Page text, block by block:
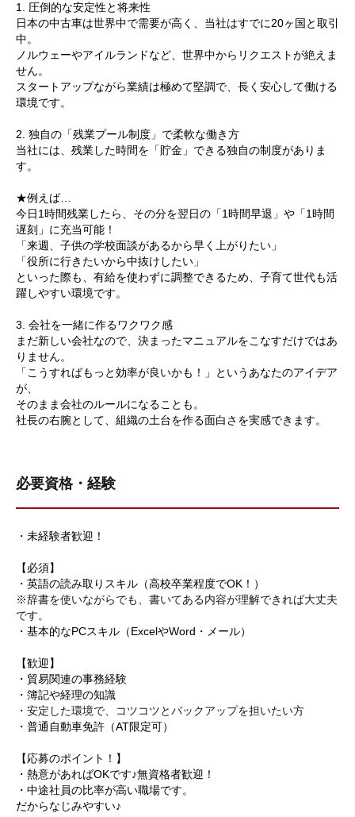
1. 圧倒的な安定性と将来性
日本の中古車は世界中で需要が高く、当社はすでに20ヶ国と取引
中。
ノルウェーやアイルランドなど、世界中からリクエストが絶えま
せん。
スタートアップながら業績は極めて堅調で、長く安心して働ける
環境です。
2. 独自の「残業プール制度」で柔軟な働き方
当社には、残業した時間を「貯金」できる独自の制度がありま
す。
★例えば…
今日1時間残業したら、その分を翌日の「1時間早退」や「1時間
遅刻」に充当可能！
「来週、子供の学校面談があるから早く上がりたい」
「役所に行きたいから中抜けしたい」
といった際も、有給を使わずに調整できるため、子育て世代も活
躍しやすい環境です。
3. 会社を一緒に作るワクワク感
まだ新しい会社なので、決まったマニュアルをこなすだけではあ
りません。
「こうすればもっと効率が良いかも！」というあなたのアイデア
が、
そのまま会社のルールになることも。
社長の右腕として、組織の土台を作る面白さを実感できます。
必要資格・経験
・未経験者歓迎！
【必須】
・英語の読み取りスキル（高校卒業程度でOK！）
※辞書を使いながらでも、書いてある内容が理解できれば大丈夫
です。
・基本的なPCスキル（ExcelやWord・メール）
【歓迎】
・貿易関連の事務経験
・簿記や経理の知識
・安定した環境で、コツコツとバックアップを担いたい方
・普通自動車免許（AT限定可）
【応募のポイント！】
・熱意があればOKです♪無資格者歓迎！
・中途社員の比率が高い職場です。
だからなじみやすい♪